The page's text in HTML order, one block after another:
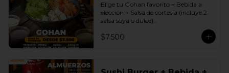
Elige tu Gohan favorito + Bebida a
elección + Salsa de cortesía (incluye 2
salsa soya o dulce)
Promoción exclusiva Lunes a viernes
de 12 a 17 Horas.
$7.500